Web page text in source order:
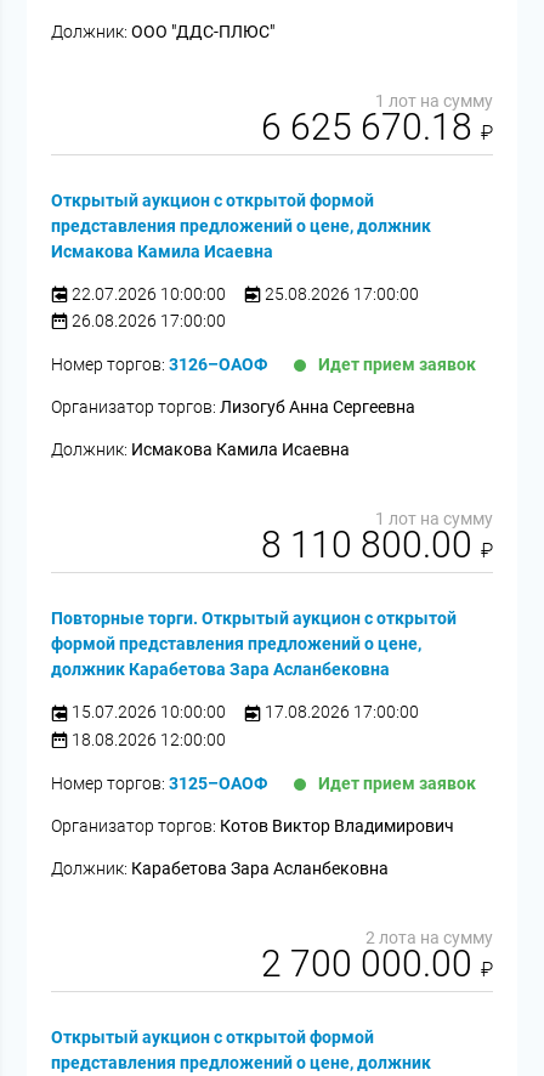
Должник:ООО "ДДС-ПЛЮС"
1 лот на сумму
6 625 670.18 ₽
Открытый аукцион с открытой формой
представления предложений о цене, должник
Исмакова Камила Исаевна
22.07.2026 10:00:00
25.08.2026 17:00:00
26.08.2026 17:00:00
Номер торгов:3126–ОАОФ Идет прием заявок
Организатор торгов:Лизогуб Анна Сергеевна
Должник: Исмакова Камила Исаевна
1 лот на сумму
8 110 800.00 ₽
Повторные торги. Открытый аукцион с открытой
формой представления предложений о цене,
должник Карабетова Зара Асланбековна
15.07.2026 10:00:00
17.08.2026 17:00:00
18.08.2026 12:00:00
Номер торгов:3125–ОАОФ Идет прием заявок
Организатор торгов: Котов Виктор Владимирович
Должник: Карабетова Зара Асланбековна
2 лота на сумму
2 700 000.00 ₽
Открытый аукцион с открытой формой
представления предложений о цене, должник